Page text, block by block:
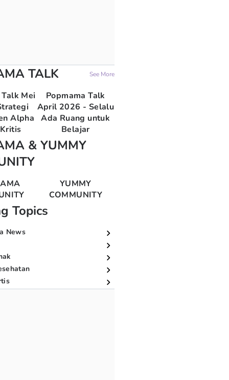
TALK See More
Mei
Alpha
Popmama Talk
April 2026 - Selalu
Ada Ruang untuk
Belajar
& YUMMY
YUMMY
COMMUNITY
Topics
News